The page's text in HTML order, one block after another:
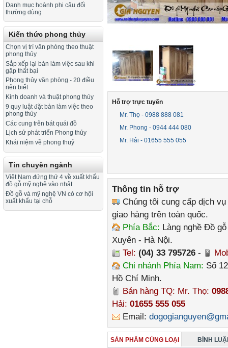
Danh mục hoành phi câu đối
thường dùng
Kiến thức phong thủy
Chọn vị trí văn phòng theo thuật
phong thủy
Sắp xếp lại bàn làm việc sau khi
gặp thất bại
Phong thủy văn phòng - 20 điều
nên biết
Kinh doanh và thuật phong thủy
9 quy luật đặt bàn làm việc theo
phong thủy
Các cung trên bát quái đồ
Lịch sử phát triển Phong thủy
Khái niệm về phong thuỷ
Tin chuyên ngành
Việt Nam đứng thứ 4 về xuất khẩu
đồ gỗ mỹ nghệ vào nhật
Đồ gỗ và mỹ nghệ VN có cơ hội
xuất khẩu tại chỗ
Hỗ trợ trực tuyến
Mr. Thọ - 0988 888 081
Mr. Phong - 0944 444 080
Mr. Hải - 01655 555 055
Thông tin hỗ trợ
Chúng tôi cung cấp dịch
giao hàng trên toàn quốc.
Phía Bắc: Làng nghề Đồ
Xuyên - Hà Nội.
Tel: (04) 33 795726 -
Chi nhánh Phía Nam: Số
Hồ Chí Minh.
Bán hàng TQ: Mr. Thọ:
Hải: 01655 555 055
Email:
SẢN PHẨM CÙNG LOẠI BÌNH